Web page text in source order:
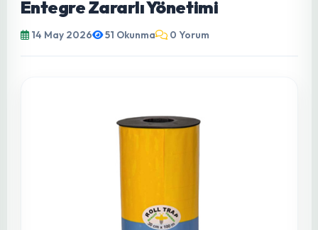
Kalkanı: Sarı-Mavi Rulo Tuzaklarla
Entegre Zararlı Yönetimi